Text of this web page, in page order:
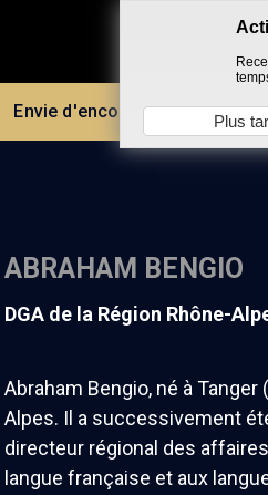
Envie d'encore plus d'AKADEM
ABRAHAM BENGIO
dGA de la Région Rhône-
Abraham Bengio, né à
Alpes. Il a successivement
directeur régional des
langue française et aux
Plus